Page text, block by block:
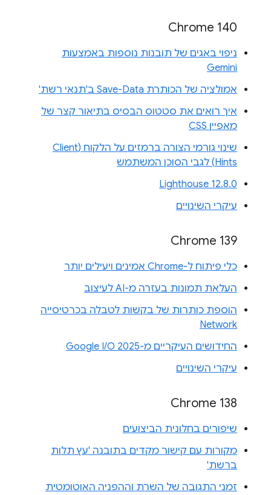
Chrome 140
ניפוי באגים של תובנות נוספות באמצעות
Gemini
אמולציה של הכותרת Save-Data ב'תנאי רשת'
איך רואים את סטטוס הבסיס בתיאור קצר של
מאפיין CSS
שינוי גורמי הצורה ברמזים על הלקוח (Client
Hints) לגבי הסוכן המשתמש
Lighthouse 12.8.0
עיקרי השינויים
Chrome 139
כלי פיתוח ל-Chrome אמינים ויעילים יותר
העלאת תמונות בעזרה מ-AI לעיצוב
הוספת כותרות של בקשות לטבלה בכרטיסייה
Network
החידושים העיקריים מ-Google I/O 2025
עיקרי השינויים
Chrome 138
שיפורים בחלונית הביצועים
מקורות עם קישור מקדים בתובנה 'עץ תלות
ברשת'
זמני התגובה של השרת וההפניה האוטומטית